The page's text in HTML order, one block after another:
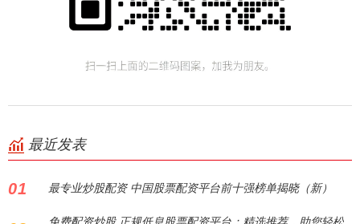
最近发表
01 最专业炒股配资 中国股票配资平台前十强榜单揭晓（新）